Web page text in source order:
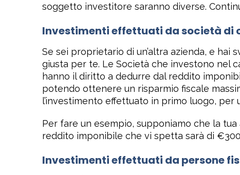
soggetto investitore saranno diverse.
Investimenti effettuati da società di
Se sei proprietario di un’altra azienda, e hai
giusta per te. Le Società che investono nel
hanno il diritto a dedurre dal reddito
potendo ottenere un risparmio fiscale
l’investimento effettuato in primo luogo, per
Per fare un esempio, supponiamo che la
reddito imponibile che vi spetta sarà di
Investimenti effettuati da persone